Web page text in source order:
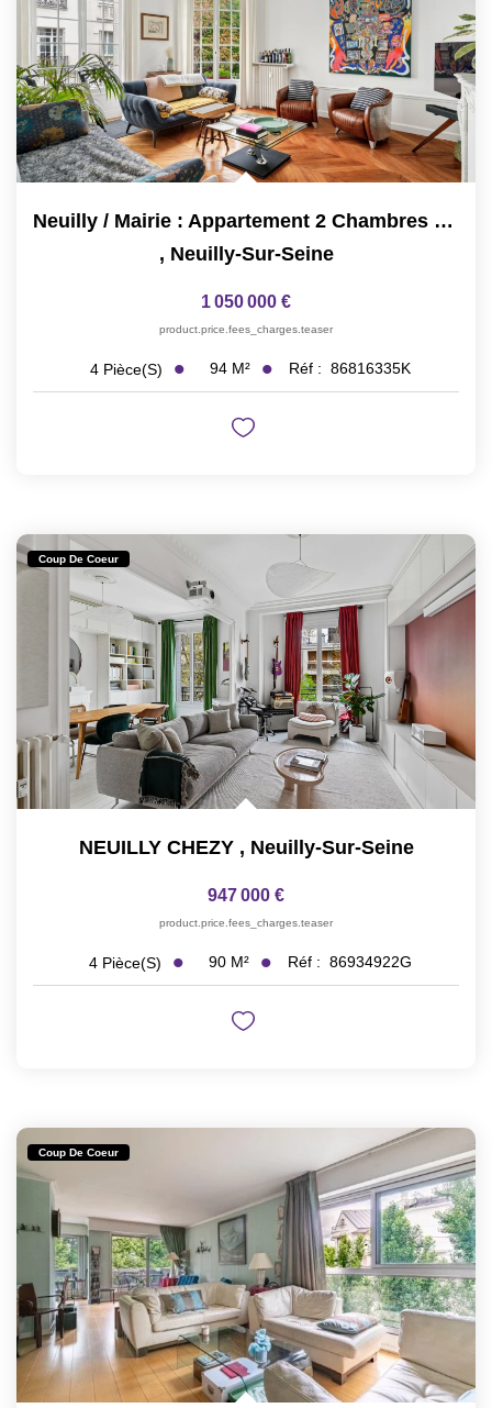
Neuilly / Mairie : Appartement 2 Chambres Refait À Neuf
, Neuilly-Sur-Seine
1 050 000 €
product.price.fees_charges.teaser
4 Pièce(s) 94 M² Réf : 86816335K
Coup De Coeur
NEUILLY CHEZY , Neuilly-Sur-Seine
947 000 €
product.price.fees_charges.teaser
4 Pièce(s) 90 M² Réf : 86934922G
Coup De Coeur